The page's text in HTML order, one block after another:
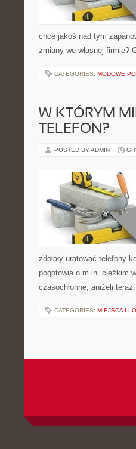
chce jakoś nad tym
zmiany we własnej
CATEGORIES: MODOWE
W KTÓRYM
TELEFON?
POSTED BY ADMIN
zdołały uratować telefony
pogotowia o m.in. ciężkim
czasochłonne, aniżeli
CATEGORIES: MIEJSCA I